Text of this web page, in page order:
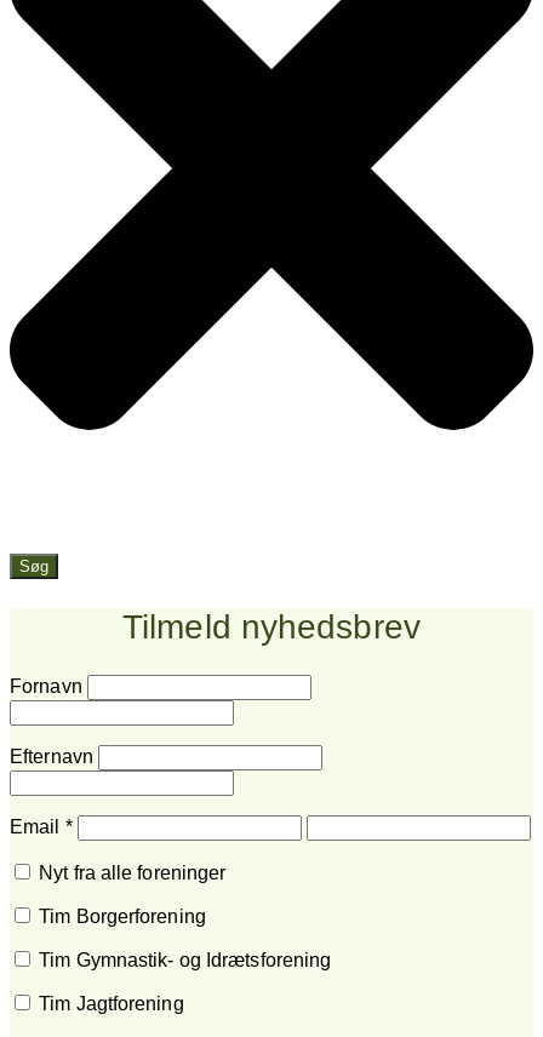
Søg
Tilmeld nyhedsbrev
Fornavn
Efternavn
Email *
Nyt fra alle foreninger
Tim Borgerforening
Tim Gymnastik- og Idrætsforening
Tim Jagtforening